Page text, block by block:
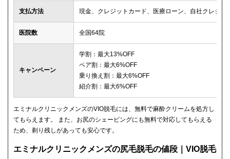
支払方法 現金、クレジットカード、医療ローン、自社クレジッ
医院数 全国64院
キャンペーン
学割：最大13%OFF
ペア割：最大6%OFF
乗り換え割：最大6%OFF
紹介割：最大6%OFF
エミナルクリニックメンズのVIO脱毛には、無料で麻酔クリームを処方し
てもらえます。 また、お尻のシェービングにも無料で対応してもらえる
ため、剃り残しがあっても安心です。
エミナルクリニックメンズの尻毛脱毛の値段｜VIO脱毛